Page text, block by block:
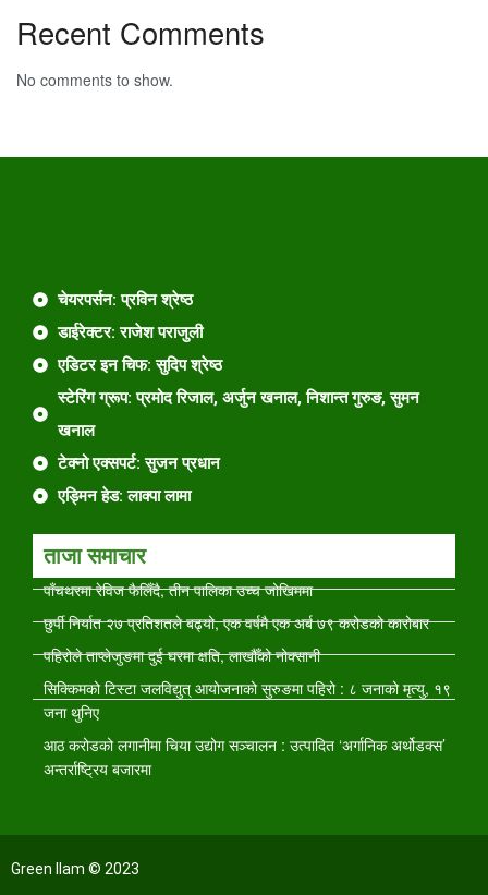
Recent Comments
No comments to show.
चेयरपर्सन: प्रविन श्रेष्ठ
डाईरेक्टर: राजेश पराजुली
एडिटर इन चिफ: सुदिप श्रेष्ठ
स्टेरिंग ग्रूप: प्रमोद रिजाल, अर्जुन खनाल, निशान्त गुरुङ, सुमन
खनाल
टेक्नो एक्सपर्ट: सुजन प्रधान
एड्मिन हेड: लाक्पा लामा
ताजा समाचार
पाँचथरमा रेविज फैलिँदै, तीन पालिका उच्च जोखिममा
छुर्पी निर्यात २७ प्रतिशतले बढ्यो, एक वर्षमै एक अर्ब ७९ करोडको कारोबार
पहिरोले ताप्लेजुङमा दुई घरमा क्षति, लाखौँको नोक्सानी
सिक्किमको टिस्टा जलविद्युत् आयोजनाको सुरुङमा पहिरो : ८ जनाको मृत्यु, १९
जना थुनिए
आठ करोडको लगानीमा चिया उद्योग सञ्चालन : उत्पादित ‘अर्गानिक अर्थोडक्स’
अन्तर्राष्ट्रिय बजारमा
Green Ilam © 2023